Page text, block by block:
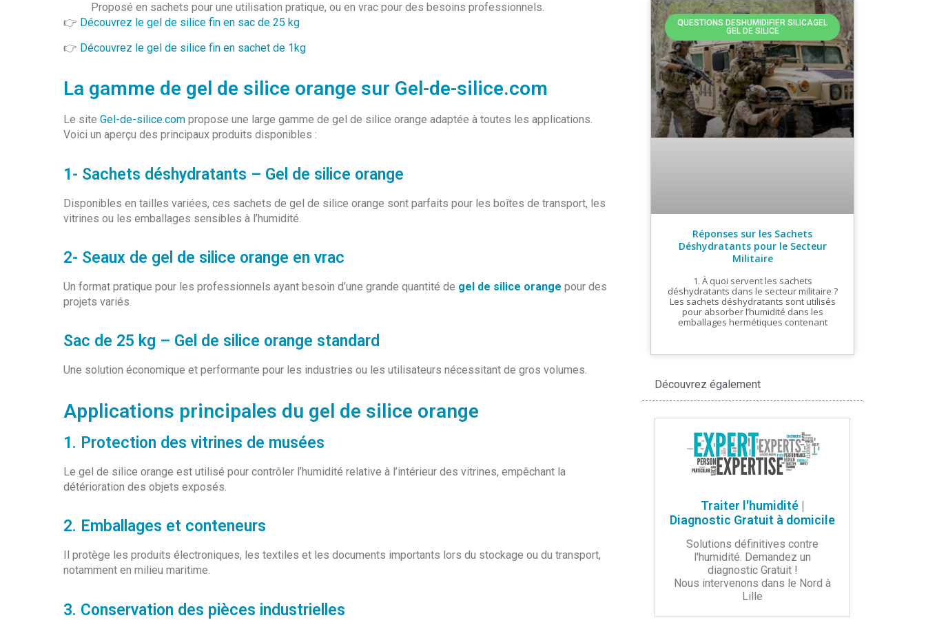
Proposé en sachets pour une utilisation pratique, ou en vrac pour des besoins professionnels.
👉 Découvrez le gel de silice fin en sac de 25 kg
👉 Découvrez le gel de silice fin en sachet de 1kg
La gamme de gel de silice orange sur Gel-de-silice.com
Le site Gel-de-silice.com propose une large gamme de gel de silice orange adaptée à toutes les applications.
Voici un aperçu des principaux produits disponibles :
1- Sachets déshydratants – Gel de silice orange
Disponibles en tailles variées, ces sachets de gel de silice orange sont parfaits pour les boîtes de transport, les
vitrines ou les emballages sensibles à l’humidité.
2- Seaux de gel de silice orange en vrac
Un format pratique pour les professionnels ayant besoin d’une grande quantité de gel de silice orange pour des
projets variés.
Sac de 25 kg – Gel de silice orange standard
Une solution économique et performante pour les industries ou les utilisateurs nécessitant de gros volumes.
Applications principales du gel de silice orange
1. Protection des vitrines de musées
Le gel de silice orange est utilisé pour contrôler l’humidité relative à l’intérieur des vitrines, empêchant la
détérioration des objets exposés.
2. Emballages et conteneurs
Il protège les produits électroniques, les textiles et les documents importants lors du stockage ou du transport,
notamment en milieu maritime.
3. Conservation des pièces industrielles
QUESTIONS DESHUMIDIFIER SILICAGEL
GEL DE SILICE
Réponses sur les Sachets
Déshydratants pour le Secteur
Militaire
1. À quoi servent les sachets
déshydratants dans le secteur militaire ?
Les sachets déshydratants sont utilisés
pour absorber l’humidité dans les
emballages hermétiques contenant
Découvrez également
Traiter l'humidité |
Diagnostic Gratuit à domicile
Solutions définitives contre
l'humidité. Demandez un
diagnostic Gratuit !
Nous intervenons dans le Nord à
Lille